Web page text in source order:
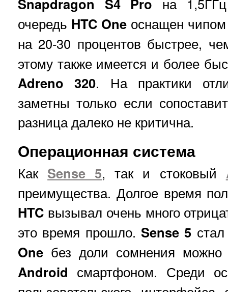
Snapdragon S4 Pro
очередь HTC One оснащен
на 20-30 процентов быстрее,
этому также имеется и более
Adreno 320. На практики
заметны только если
разница далеко не критична.
Операционная система
Как Sense 5, так и стоковый
преимущества. Долгое время
HTC вызывал очень много
это время прошло. Sense 5
One без доли сомнения
Android смартфоном. Среди